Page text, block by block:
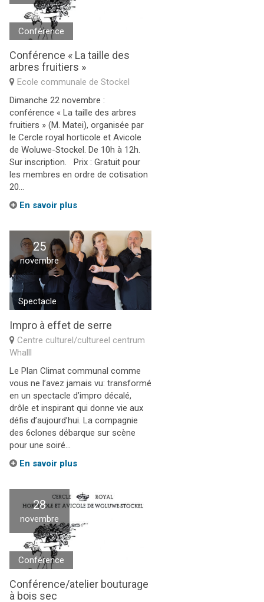
Conférence
Conférence « La taille des
arbres fruitiers »
Ecole communale de Stockel
Dimanche 22 novembre :
conférence « La taille des arbres
fruitiers » (M. Matei), organisée par
le Cercle royal horticole et Avicole
de Woluwe-Stockel. De 10h à 12h.
Sur inscription. Prix : Gratuit pour
les membres en ordre de cotisation
20...
En savoir plus
25
novembre
Spectacle
Impro à effet de serre
Centre culturel/cultureel centrum
Whalll
Le Plan Climat communal comme
vous ne l’avez jamais vu: transformé
en un spectacle d’impro décalé,
drôle et inspirant qui donne vie aux
défis d’aujourd’hui. La compagnie
des 6clones débarque sur scène
pour une soiré...
En savoir plus
28
novembre
Conférence
Conférence/atelier bouturage
à bois sec